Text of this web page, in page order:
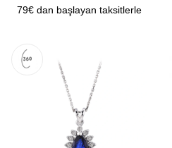
79€ dan başlayan taksitlerle